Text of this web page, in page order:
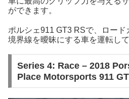
ができます。
ポルシェ911 GT3 RSで、ロー
境界線を曖昧にする車を運転して
Series 4: Race – 2018
Place Motorsports 911